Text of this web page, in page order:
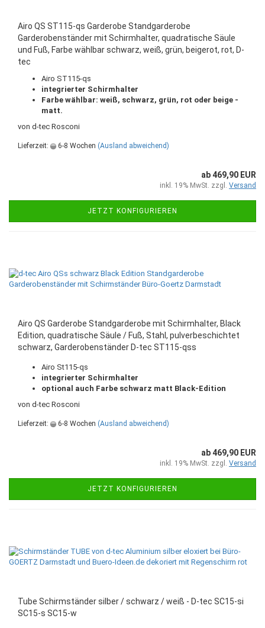
Airo QS ST115-qs Garderobe Standgarderobe
Garderobenständer mit Schirmhalter, quadratische Säule
und Fuß, Farbe wählbar schwarz, weiß, grün, beigerot, rot, D-
tec
Airo ST115-qs
integrierter Schirmhalter
Farbe wählbar: weiß, schwarz, grün, rot oder beige -
matt.
von d-tec Rosconi
Lieferzeit: 6-8 Wochen (Ausland abweichend)
ab 469,90 EUR
inkl. 19% MwSt. zzgl. Versand
JETZT KONFIGURIEREN
Airo QS Garderobe Standgarderobe mit Schirmhalter, Black
Edition, quadratische Säule / Fuß, Stahl, pulverbeschichtet
schwarz, Garderobenständer D-tec ST115-qss
Airo St115-qs
integrierter Schirmhalter
optional auch Farbe schwarz matt Black-Edition
von d-tec Rosconi
Lieferzeit: 6-8 Wochen (Ausland abweichend)
ab 469,90 EUR
inkl. 19% MwSt. zzgl. Versand
JETZT KONFIGURIEREN
Tube Schirmständer silber / schwarz / weiß - D-tec SC15-si
SC15-s SC15-w